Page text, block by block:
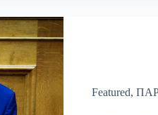
Featured,